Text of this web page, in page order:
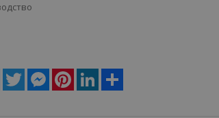
Facebook
Twitter MessengerPinterestLinkedIn